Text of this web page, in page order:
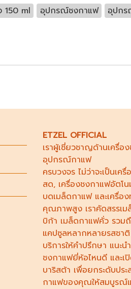
150 ml อุปกรณ์ชงกาแฟ
อุปกร
ETZEL OFFICIAL
เราผู้เชี่ยวชาญด้านเครื่อ
อุปกรณ์กาแฟ
ครบวงจร ไม่ว่าจะเป็นเค
สด, เครื่องชงกาแฟอัตโ
บดเมล็ดกาแฟและเครื่อ
คุณภาพสูง เราคัดสรรเ
บิก้า เมล็ดกาแฟคั่ว รวม
แคปซูลหลากหลายรสชา
บริการให้คำปรึกษา แนะน
ชงกาแฟยี่ห้อไหนดีและเ
บาริสต้า เพื่อยกระดับปร
กาแฟของคุณให้สมบูรณ์